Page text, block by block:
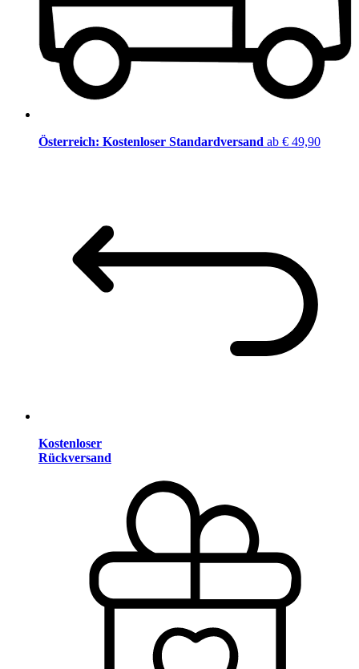
Österreich: Kostenloser Standardversand ab € 49,90
Kostenloser
Rückversand